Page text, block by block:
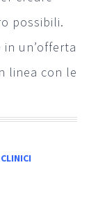
possibili.
un’offerta
linea con le